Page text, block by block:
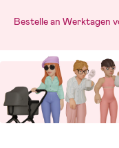
Bestelle an Werktagen